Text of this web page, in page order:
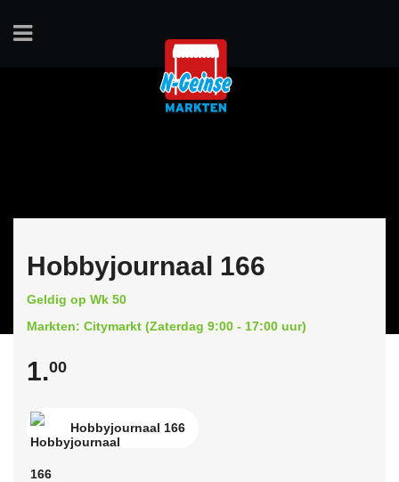
Hobbyjournaal 166
Geldig op Wk 50
Markten: Citymarkt (Zaterdag 9:00 - 17:00 uur)
1.00
Hobbyjournaal 166